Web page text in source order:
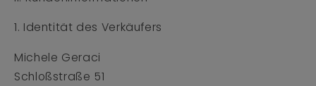
1. Identität des Verkäufers
Michele Geraci
Schloßstraße 51